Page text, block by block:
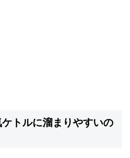
トルに溜まりやすいの